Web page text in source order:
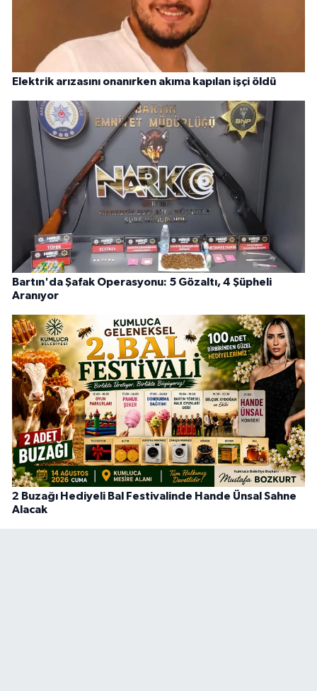
Elektrik arızasını onanırken akıma kapılan işçi öldü
Bartın'da Şafak Operasyonu: 5 Gözaltı, 4 Şüpheli
Aranıyor
2 Buzağı Hediyeli Bal Festivalinde Hande Ünsal Sahne
Alacak